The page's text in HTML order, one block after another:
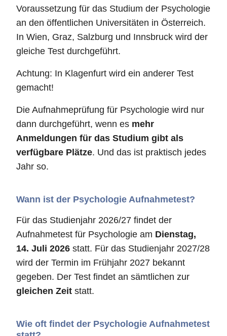
Voraussetzung für das Studium der Psychologie
an den öffentlichen Universitäten in Österreich.
In Wien, Graz, Salzburg und Innsbruck wird der
gleiche Test durchgeführt.
Achtung: In Klagenfurt wird ein anderer Test
gemacht!
Die Aufnahmeprüfung für Psychologie wird nur
dann durchgeführt, wenn es mehr
Anmeldungen für das Studium gibt als
verfügbare Plätze. Und das ist praktisch jedes
Jahr so.
Wann ist der Psychologie Aufnahmetest?
Für das Studienjahr 2026/27 findet der
Aufnahmetest für Psychologie am Dienstag,
14. Juli 2026 statt. Für das Studienjahr 2027/28
wird der Termin im Frühjahr 2027 bekannt
gegeben. Der Test findet an sämtlichen zur
gleichen Zeit statt.
Wie oft findet der Psychologie Aufnahmetest